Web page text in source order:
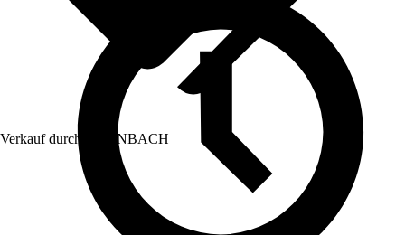
Verkauf durch: HORNBACH